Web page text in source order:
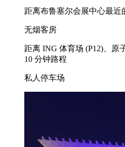
距离布鲁塞尔会展中心最近
无烟客房
距离 ING 体育场 (P12)、原
10 分钟路程
私人停车场